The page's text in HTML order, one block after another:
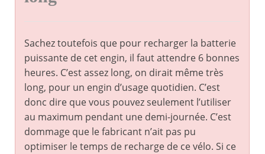
Sachez toutefois que pour recharger la batterie
puissante de cet engin, il faut attendre 6 bonnes
heures. C’est assez long, on dirait même très
long, pour un engin d’usage quotidien. C’est
donc dire que vous pouvez seulement l’utiliser
au maximum pendant une demi-journée. C’est
dommage que le fabricant n’ait pas pu
optimiser le temps de recharge de ce vélo. Si ce